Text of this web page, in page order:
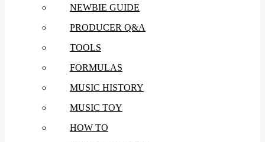
NEWBIE GUIDE
PRODUCER Q&A
TOOLS
FORMULAS
MUSIC HISTORY
MUSIC TOY
HOW TO